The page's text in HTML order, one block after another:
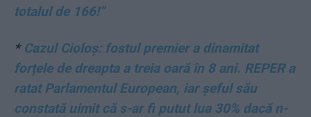
totalul de 166!”
* Cazul Cioloș: fostul premier a dinamitat
forțele de dreapta a treia oară în 8 ani. REPER a
ratat Parlamentul European, iar șeful său
constată uimit că s-ar fi putut lua 30% dacă n-